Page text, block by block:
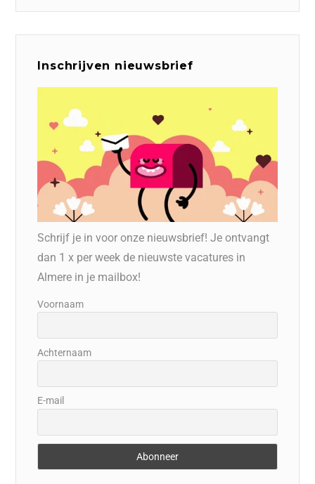
Inschrijven nieuwsbrief
Schrijf je in voor onze nieuwsbrief! Je ontvangt
dan 1 x per week de nieuwste vacatures in
Almere in je mailbox!
Voornaam
Achternaam
E-mail